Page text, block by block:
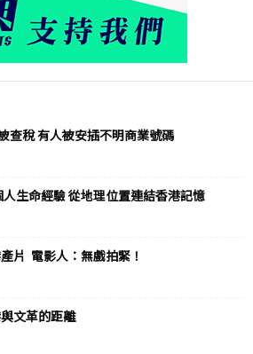
查稅 有人被安插不明商業號碼
人生命經驗 從地理位置連結香港記憶
片 電影人：無戲拍緊！
文革的距離